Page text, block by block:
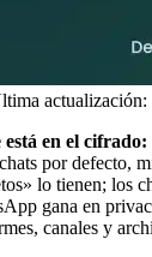
en el cifrado:
por defecto,
lo tienen; los
gana en
canales y